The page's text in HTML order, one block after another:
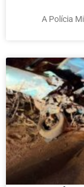
A Polícia